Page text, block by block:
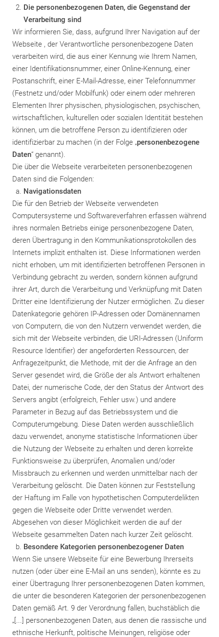
Die personenbezogenen Daten, die Gegenstand der
Verarbeitung sind
Wir informieren Sie, dass, aufgrund Ihrer Navigation auf der
Webseite , der Verantwortliche personenbezogene Daten
verarbeiten wird, die aus einer Kennung wie Ihrem Namen,
einer Identifikationsnummer, einer Online-Kennung, einer
Postanschrift, einer E-Mail-Adresse, einer Telefonnummer
(Festnetz und/oder Mobilfunk) oder einem oder mehreren
Elementen Ihrer physischen, physiologischen, psychischen,
wirtschaftlichen, kulturellen oder sozialen Identität bestehen
können, um die betroffene Person zu identifizieren oder
identifizierbar zu machen (in der Folge „personenbezogene
Daten“ genannt).
Die über die Webseite verarbeiteten personenbezogenen
Daten sind die Folgenden:
Navigationsdaten
Die für den Betrieb der Webseite verwendeten
Computersysteme und Softwareverfahren erfassen während
ihres normalen Betriebs einige personenbezogene Daten,
deren Übertragung in den Kommunikationsprotokollen des
Internets implizit enthalten ist. Diese Informationen werden
nicht erhoben, um mit identifizierten betroffenen Personen in
Verbindung gebracht zu werden, sondern können aufgrund
ihrer Art, durch die Verarbeitung und Verknüpfung mit Daten
Dritter eine Identifizierung der Nutzer ermöglichen. Zu dieser
Datenkategorie gehören IP-Adressen oder Domänennamen
von Computern, die von den Nutzern verwendet werden, die
sich mit der Webseite verbinden, die URI-Adressen (Uniform
Resource Identifier) der angeforderten Ressourcen, der
Anfragezeitpunkt, die Methode, mit der die Anfrage an den
Server gesendet wird, die Größe der als Antwort erhaltenen
Datei, der numerische Code, der den Status der Antwort des
Servers angibt (erfolgreich, Fehler usw.) und andere
Parameter in Bezug auf das Betriebssystem und die
Computerumgebung. Diese Daten werden ausschließlich
dazu verwendet, anonyme statistische Informationen über
die Nutzung der Webseite zu erhalten und deren korrekte
Funktionsweise zu überprüfen, Anomalien und/oder
Missbrauch zu erkennen und werden unmittelbar nach der
Verarbeitung gelöscht. Die Daten können zur Feststellung
der Haftung im Falle von hypothetischen Computerdelikten
gegen die Webseite oder Dritte verwendet werden.
Abgesehen von dieser Möglichkeit werden die auf der
Webseite gesammelten Daten nach kurzer Zeit gelöscht.
Besondere Kategorien personenbezogener Daten
Wenn Sie unsere Webseite für eine Bewerbung Ihrerseits
nutzen (oder über eine E-Mail an uns senden), könnte es zu
einer Übertragung Ihrer personenbezogenen Daten kommen,
die unter die besonderen Kategorien der personenbezogenen
Daten gemäß Art. 9 der Verordnung fallen, buchstäblich die
„[...] personenbezogenen Daten, aus denen die rassische und
ethnische Herkunft, politische Meinungen, religiöse oder